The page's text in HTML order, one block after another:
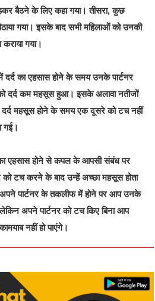
बैठने के लिए कहा गया। तीसरा, कुछ
गया। इसके बाद सभी महिलाओं को उनकी
गया।
दर्द का एहसास होने के समय उनके पार्टनर
दर्द कम महसूस हुआ। इसके अलावा नतीजों
महसूस होने के समय एक दूसरे को टच नहीं
गई।
का एहसास होने से कपल के आपसी संबंध पर
टच करने के बाद उन्हें अच्छा महसूस होता
पार्टनर के तकलीफ में होने पर आप उनके
अपने पार्टनर को टच किए बिना आप
नहीं हो पाएंगे।